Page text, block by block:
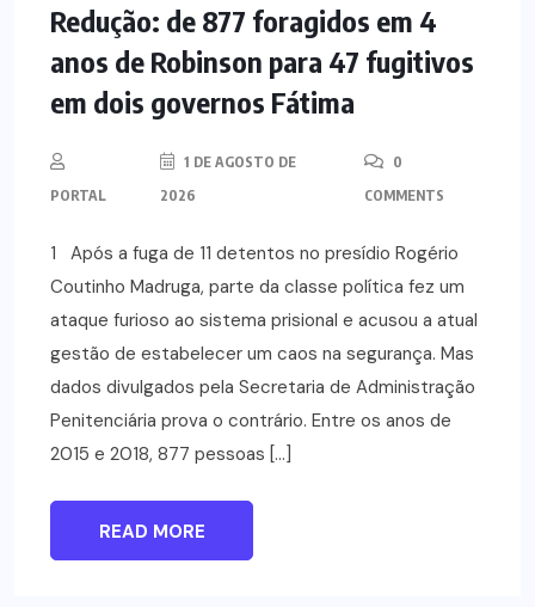
Redução: de 877 foragidos em 4
anos de Robinson para 47 fugitivos
em dois governos Fátima
PORTAL
1 DE AGOSTO DE
2026
0
COMMENTS
1 Após a fuga de 11 detentos no presídio Rogério
Coutinho Madruga, parte da classe política fez um
ataque furioso ao sistema prisional e acusou a atual
gestão de estabelecer um caos na segurança. Mas
dados divulgados pela Secretaria de Administração
Penitenciária prova o contrário. Entre os anos de
2015 e 2018, 877 pessoas […]
READ MORE